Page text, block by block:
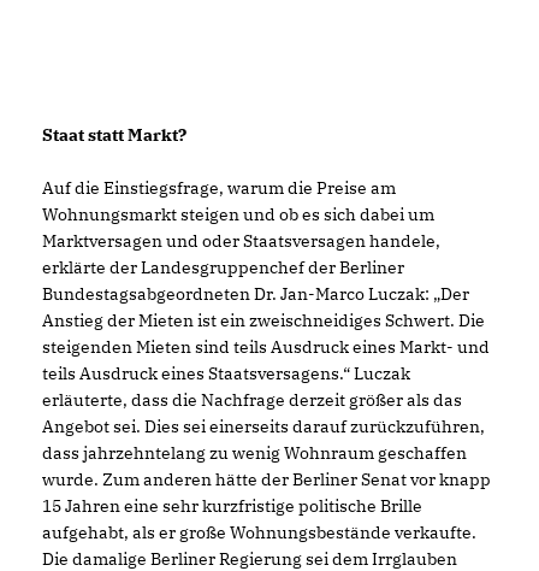
Staat statt Markt?
Auf die Einstiegsfrage, warum die Preise am
Wohnungsmarkt steigen und ob es sich dabei um
Marktversagen und oder Staatsversagen handele,
erklärte der Landesgruppenchef der Berliner
Bundestagsabgeordneten Dr. Jan-Marco Luczak: „Der
Anstieg der Mieten ist ein zweischneidiges Schwert. Die
steigenden Mieten sind teils Ausdruck eines Markt- und
teils Ausdruck eines Staatsversagens.“ Luczak
erläuterte, dass die Nachfrage derzeit größer als das
Angebot sei. Dies sei einerseits darauf zurückzuführen,
dass jahrzehntelang zu wenig Wohnraum geschaffen
wurde. Zum anderen hätte der Berliner Senat vor knapp
15 Jahren eine sehr kurzfristige politische Brille
aufgehabt, als er große Wohnungsbestände verkaufte.
Die damalige Berliner Regierung sei dem Irrglauben